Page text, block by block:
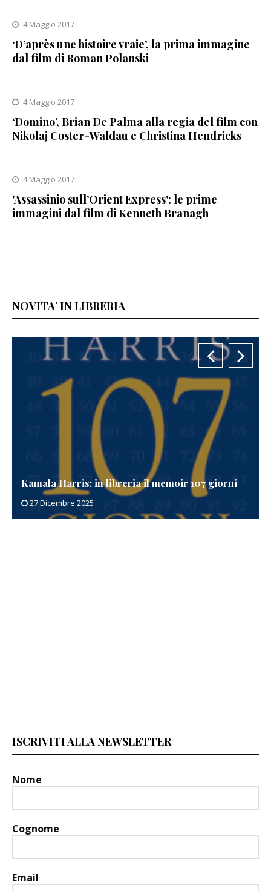
4 Maggio 2017
‘D’après une histoire vraie’, la prima immagine
dal film di Roman Polanski
4 Maggio 2017
‘Domino’, Brian De Palma alla regia del film con
Nikolaj Coster-Waldau e Christina Hendricks
4 Maggio 2017
'Assassinio sull’Orient Express': le prime
immagini dal film di Kenneth Branagh
NOVITA’ IN LIBRERIA
Kamala Harris: in libreria il memoir 107 giorni
27 Dicembre 2025
ISCRIVITI ALLA NEWSLETTER
Nome
Cognome
Email